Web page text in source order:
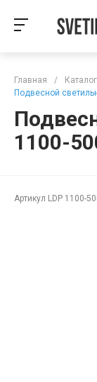
Главная /
Подвесной
1100-
Артикул LDP 1100-